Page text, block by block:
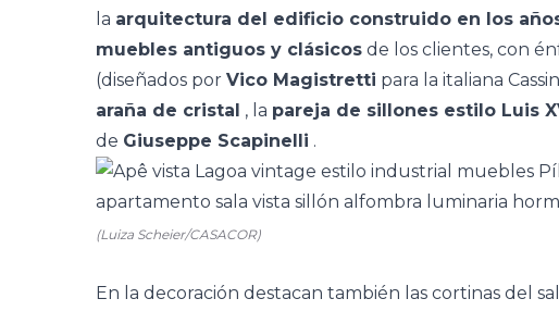
la arquitectura del edificio construido en los
muebles antiguos y clásicos de los clientes, con
(diseñados por Vico Magistretti para la italiana
araña de cristal , la pareja de sillones estilo Luis
de Giuseppe Scapinelli .
(Luiza Scheier/CASACOR)
En la decoración destacan también las cortinas del